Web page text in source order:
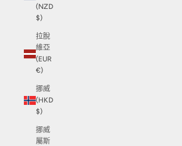
(NZD
$)
拉脫
維亞
(EUR
€)
挪威
(HKD
$)
挪威
屬斯